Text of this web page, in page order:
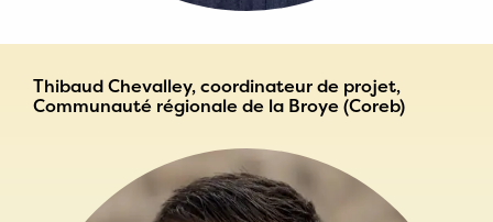
Thibaud Chevalley, coordinateur de projet,
Communauté régionale de la Broye (Coreb)